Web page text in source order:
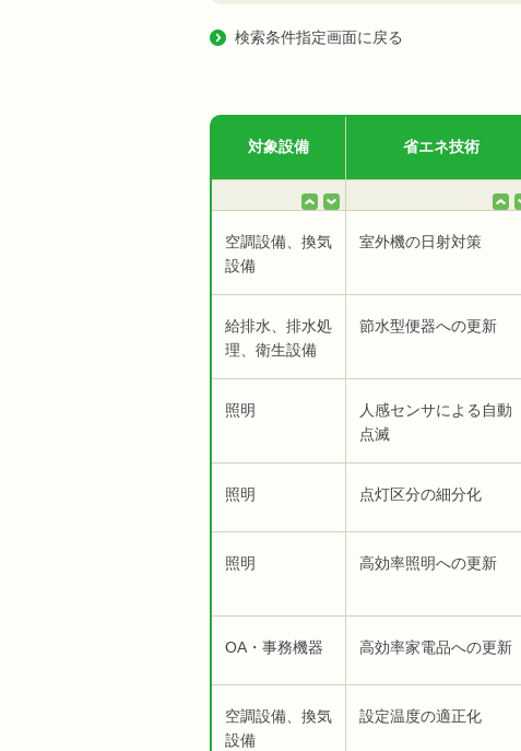
検索条件指定画面に戻る
対象設備 省エネ技術
空調設備、換気
設備
室外機の日射対策
給排水、排水処
理、衛生設備
節水型便器への更新
照明
人感センサによる自動
点滅
照明 点灯区分の細分化
照明 高効率照明への更新
OA・事務機器 高効率家電品への更新
空調設備、換気
設備
設定温度の適正化